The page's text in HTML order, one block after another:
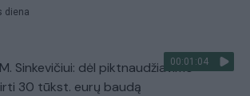
diena
00:01:04
Sinkevičiui: dėl piktnaudžiavimo
30 tūkst. eurų baudą